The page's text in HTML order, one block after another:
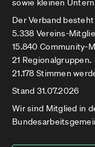
sowie kleinen
Der Verband
5.338 Vereins-
15.840 Community-
21 Regionalgruppen.
21.178 Stimmen
Stand 31.07.2026
Wir sind Mitglied in